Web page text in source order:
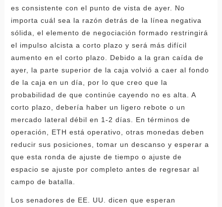
es consistente con el punto de vista de ayer. No
importa cuál sea la razón detrás de la línea negativa
sólida, el elemento de negociación formado restringirá
el impulso alcista a corto plazo y será más difícil
aumento en el corto plazo. Debido a la gran caída de
ayer, la parte superior de la caja volvió a caer al fondo
de la caja en un día, por lo que creo que la
probabilidad de que continúe cayendo no es alta. A
corto plazo, debería haber un ligero rebote o un
mercado lateral débil en 1-2 días. En términos de
operación, ETH está operativo, otras monedas deben
reducir sus posiciones, tomar un descanso y esperar a
que esta ronda de ajuste de tiempo o ajuste de
espacio se ajuste por completo antes de regresar al
campo de batalla.
Los senadores de EE. UU. dicen que esperan